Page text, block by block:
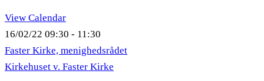
View Calendar
16/02/22 09:30 - 11:30
Faster Kirke, menighedsrådet
Kirkehuset v. Faster Kirke